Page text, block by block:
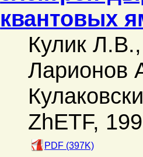
квантовых
Кулик Л.В.
Ларионов
ZhETF,
PDF (397K)